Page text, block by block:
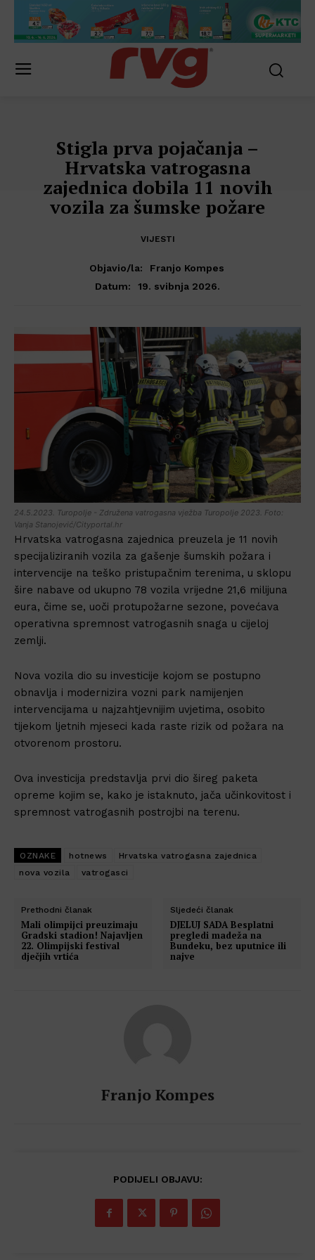
Stigla prva pojačanja –
Hrvatska vatrogasna
zajednica dobila 11 novih
vozila za šumske požare
VIJESTI
Objavio/la:
Franjo Kompes
Datum:
19. svibnja 2026.
24.5.2023. Turopolje - Združena vatrogasna vježba Turopolje 2023. Foto:
Vanja Stanojević/Cityportal.hr
Hrvatska vatrogasna zajednica preuzela je 11 novih
specijaliziranih vozila za gašenje šumskih požara i
intervencije na teško pristupačnim terenima, u sklopu
šire nabave od ukupno 78 vozila vrijedne 21,6 milijuna
eura, čime se, uoči protupožarne sezone, povećava
operativna spremnost vatrogasnih snaga u cijeloj
zemlji.
Nova vozila dio su investicije kojom se postupno
obnavlja i modernizira vozni park namijenjen
intervencijama u najzahtjevnijim uvjetima, osobito
tijekom ljetnih mjeseci kada raste rizik od požara na
otvorenom prostoru.
Ova investicija predstavlja prvi dio šireg paketa
opreme kojim se, kako je istaknuto, jača učinkovitost i
spremnost vatrogasnih postrojbi na terenu.
OZNAKE hotnews
Hrvatska vatrogasna zajednica
nova vozila
vatrogasci
Prethodni članak
Mali olimpijci preuzimaju
Gradski stadion! Najavljen
22. Olimpijski festival
dječjih vrtića
Sljedeći članak
DJELUJ SADA Besplatni
pregledi madeža na
Bundeku, bez uputnice ili
najve
Franjo Kompes
PODIJELI OBJAVU: